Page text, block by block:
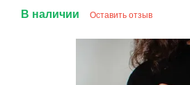
В наличии Оставить отзыв